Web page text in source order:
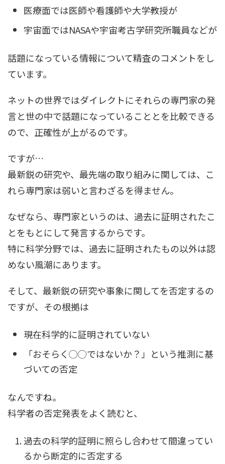
医療面では医師や看護師や大学教授が
宇宙面ではNASAや宇宙考古学研究所職員などが
話題になっている情報について精査のコメントをし
ています。
ネットの世界ではダイレクトにそれらの専門家の発
言と世の中で話題になっていることとを比較できる
ので、正確性が上がるのです。
ですが…
最新鋭の研究や、最先端の取り組みに関しては、こ
れら専門家は弱いと言わざるを得ません。
なぜなら、専門家というのは、過去に証明されたこ
とをもとにして発言するからです。
特に科学分野では、過去に証明されたもの以外は認
めない風潮にあります。
そして、最新鋭の研究や事象に関してを否定するの
ですが、その根拠は
現在科学的に証明されていない
「おそらく◯◯ではないか？」という推測に基
づいての否定
なんですね。
科学者の否定発表をよく読むと、
過去の科学的証明に照らし合わせて間違ってい
るから断定的に否定する